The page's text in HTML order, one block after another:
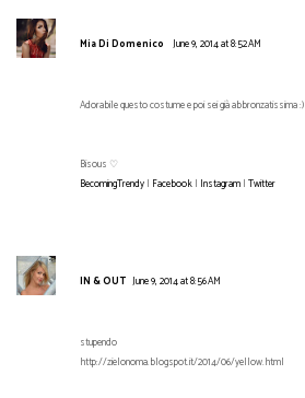
Mia Di Domenico June 9, 2014 at 8:52 AM
Adorabile questo costume e poi sei già abbronzatissima :)
Bisous ♡
BecomingTrendy | Facebook | Instagram | Twitter
IN & OUT June 9, 2014 at 8:56 AM
stupendo
http://zielonoma.blogspot.it/2014/06/yellow.html